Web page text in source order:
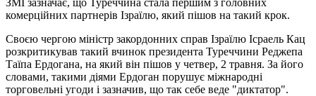
комерційних партнерів Ізраїлю, який пішов на такий крок.
Своєю чергою міністр закордонних справ Ізраїлю Ісраель Кац
розкритикував такий вчинок президента Туреччини Реджепа
Таїпа Ердогана, на який він пішов у четвер, 2 травня. За його
словами, такими діями Ердоган порушує міжнародні
торговельні угоди і зазначив, що так себе веде "диктатор".